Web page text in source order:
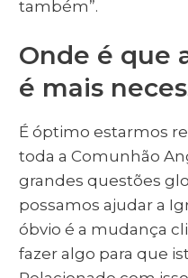
também”.
Onde é que
é mais
É óptimo estarmos
toda a Comunhão
grandes questões
possamos ajudar a
óbvio é a mudança
fazer algo para que